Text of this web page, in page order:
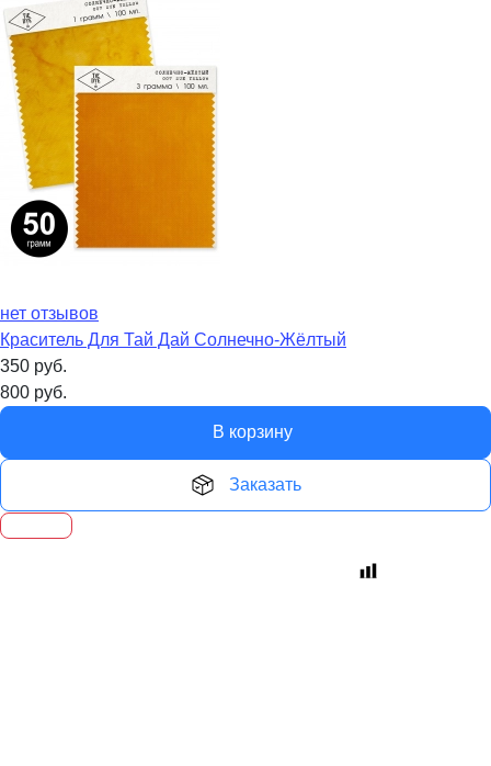
нет отзывов
Краситель Для Тай Дай Солнечно-Жёлтый
350 руб.
800 руб.
В корзину
Заказать